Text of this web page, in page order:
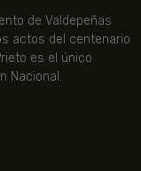
de Valdepeñas
actos del centenario
es el único
Nacional.